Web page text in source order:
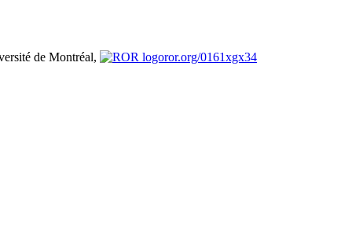
de Montréal, ror.org/0161xgx34